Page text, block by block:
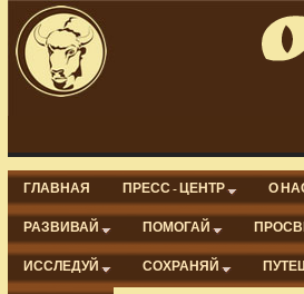
ГЛАВНАЯ ПРЕСС - ЦЕНТР О
РАЗВИВАЙ ПОМОГАЙ
ИССЛЕДУЙ СОХРАНЯЙ